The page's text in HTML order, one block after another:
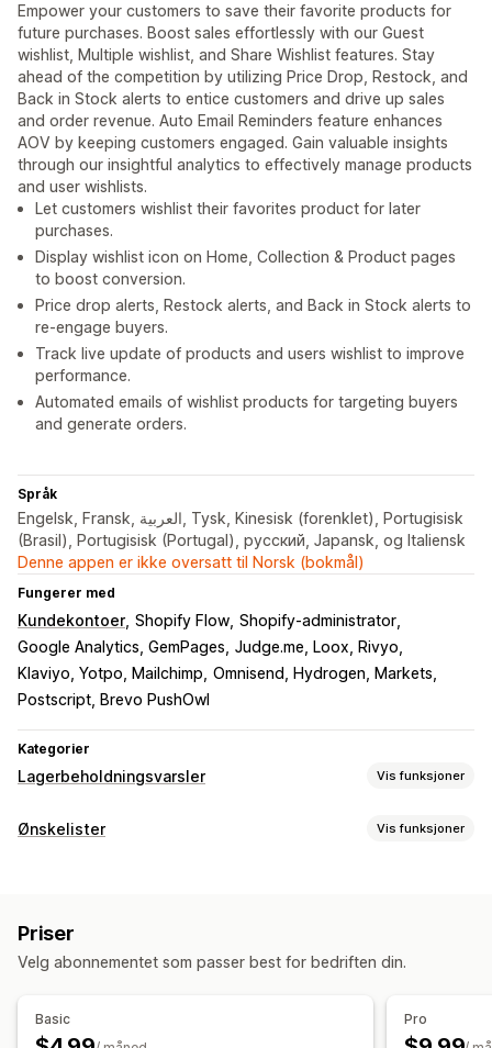
Empower your customers to save their favorite products for
future purchases. Boost sales effortlessly with our Guest
wishlist, Multiple wishlist, and Share Wishlist features. Stay
ahead of the competition by utilizing Price Drop, Restock, and
Back in Stock alerts to entice customers and drive up sales
and order revenue. Auto Email Reminders feature enhances
AOV by keeping customers engaged. Gain valuable insights
through our insightful analytics to effectively manage products
and user wishlists.
Let customers wishlist their favorites product for later
purchases.
Display wishlist icon on Home, Collection & Product pages
to boost conversion.
Price drop alerts, Restock alerts, and Back in Stock alerts to
re-engage buyers.
Track live update of products and users wishlist to improve
performance.
Automated emails of wishlist products for targeting buyers
and generate orders.
Språk
Engelsk, Fransk, العربية, Tysk, Kinesisk (forenklet), Portugisisk
(Brasil), Portugisisk (Portugal), русский, Japansk, og Italiensk
Denne appen er ikke oversatt til Norsk (bokmål)
Fungerer med
Kundekontoer Shopify Flow Shopify-administrator
Google Analytics, GemPages Judge.me, Loox, Rivyo
Klaviyo, Yotpo, Mailchimp Omnisend, Hydrogen, Markets
Postscript, Brevo PushOwl
Kategorier
Lagerbeholdningsvarsler Vis funksjoner
Varsler
Tilpasning
Varslingsinnstillinger
Varslingsmaler
Varslingsknapp
Analyser og rapportering
Ønskelister Vis funksjoner
Gjesteønskeliste
Flere lister
Priser
Velg abonnementet som passer best for bedriften din.
Basic Pro